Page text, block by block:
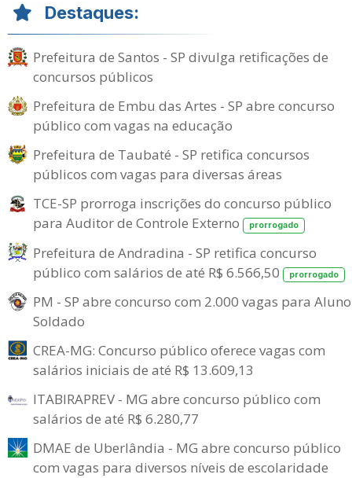
Destaques:
Prefeitura de Santos - SP divulga retificações de
concursos públicos
Prefeitura de Embu das Artes - SP abre concurso
público com vagas na educação
Prefeitura de Taubaté - SP retifica concursos
públicos com vagas para diversas áreas
TCE-SP prorroga inscrições do concurso público
para Auditor de Controle Externo
prorrogado
Prefeitura de Andradina - SP retifica concurso
público com salários de até R$ 6.566,50
prorrogado
PM - SP abre concurso com 2.000 vagas para
Soldado
CREA-MG: Concurso público oferece vagas com
salários iniciais de até R$ 13.609,13
ITABIRAPREV - MG abre concurso público com
salários de até R$ 6.280,77
DMAE de Uberlândia - MG abre concurso público
com vagas para diversos níveis de escolaridade